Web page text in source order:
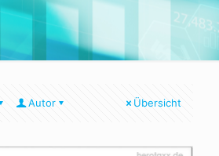
Autor Übersicht